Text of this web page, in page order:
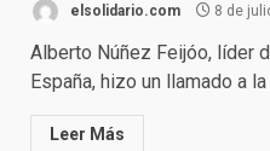
elsolidario.com 8 de
Alberto Núñez Feijóo, líder
España, hizo un llamado a
Leer Más